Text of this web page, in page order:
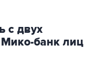
с двух
банк лиц